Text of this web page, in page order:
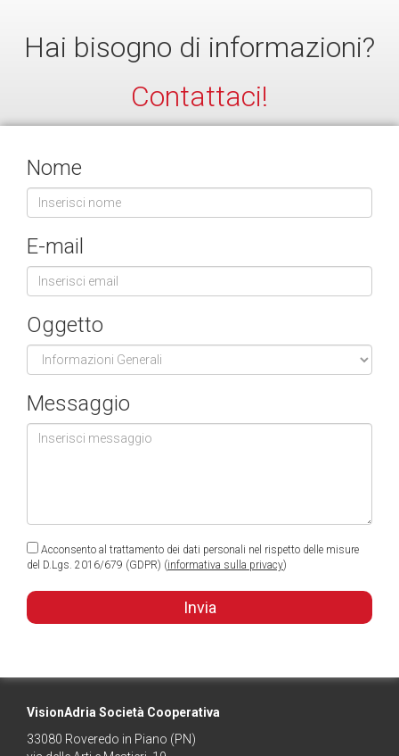
Hai bisogno di informazioni?
Contattaci!
Nome
E-mail
Oggetto
Messaggio
Acconsento al trattamento dei dati personali nel rispetto delle misure
del D.Lgs. 2016/679 (GDPR) (informativa sulla privacy)
VisionAdria Società Cooperativa
33080 Roveredo in Piano (PN)